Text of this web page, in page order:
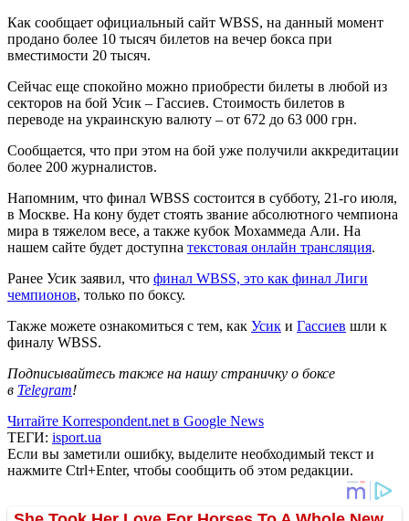
Как сообщает официальный сайт WBSS, на данный момент
продано более 10 тысяч билетов на вечер бокса при
вместимости 20 тысяч.
Сейчас еще спокойно можно приобрести билеты в любой из
секторов на бой Усик – Гассиев. Стоимость билетов в
переводе на украинскую валюту – от 672 до 63 000 грн.
Сообщается, что при этом на бой уже получили аккредитации
более 200 журналистов.
Напомним, что финал WBSS состоится в субботу, 21-го июля,
в Москве. На кону будет стоять звание абсолютного чемпиона
мира в тяжелом весе, а также кубок Мохаммеда Али. На
нашем сайте будет доступна текстовая онлайн трансляция.
Ранее Усик заявил, что финал WBSS, это как финал Лиги
чемпионов, только по боксу.
Также можете ознакомиться с тем, как Усик и Гассиев шли к
финалу WBSS.
Подписывайтесь также на нашу страничку о боксе
в Telegram!
Читайте Korrespondent.net в Google News
ТЕГИ: isport.ua
Если вы заметили ошибку, выделите необходимый текст и
нажмите Ctrl+Enter, чтобы сообщить об этом редакции.